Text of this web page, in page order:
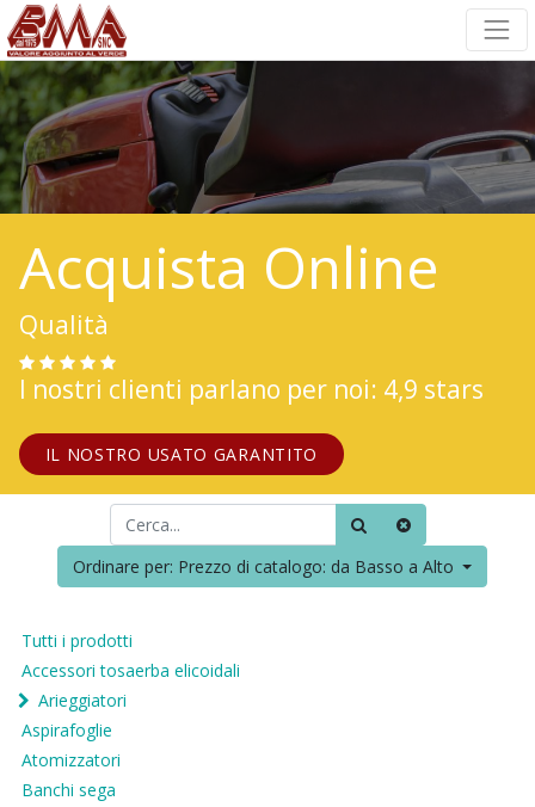
Acquista Online
Qualità
I nostri clienti parlano per noi: 4,9 stars
IL NOSTRO USATO GARANTITO
Ordinare per: Prezzo di catalogo: da Basso a Alto
Tutti i prodotti
Accessori tosaerba elicoidali
Arieggiatori
Aspirafoglie
Atomizzatori
Banchi sega